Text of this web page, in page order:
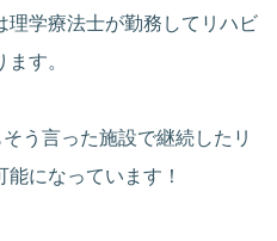
理学療法士が勤務してリハビ
す。
う言った施設で継続したリ
になっています！